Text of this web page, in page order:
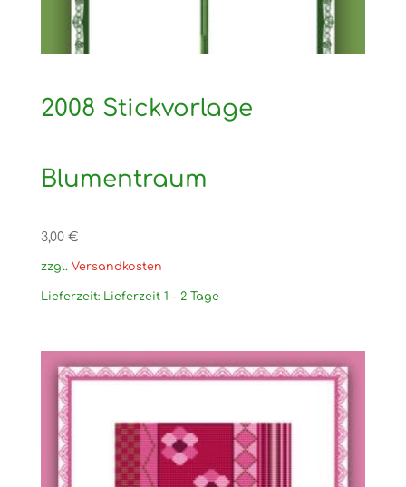
2008 Stickvorlage
Blumentraum
3,00 €
zzgl. Versandkosten
Lieferzeit: Lieferzeit 1 - 2 Tage